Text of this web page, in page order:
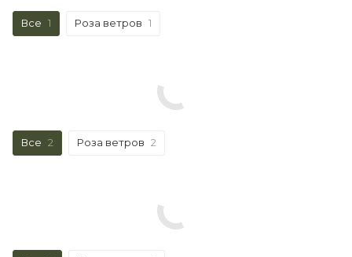
Все 1 Роза ветров 1
Все 2 Роза ветров 2